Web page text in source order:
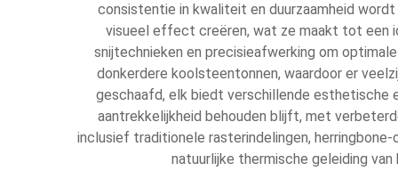
consistentie in kwaliteit en duurzaamheid
visueel effect creëren, wat ze maakt tot een
snijtechnieken en precisieafwerking om
donkerdere koolsteentonnen, waardoor er
geschaafd, elk biedt verschillende esthetische
aantrekkelijkheid behouden blijft, met
inclusief traditionele rasterindelingen,
natuurlijke thermische geleiding